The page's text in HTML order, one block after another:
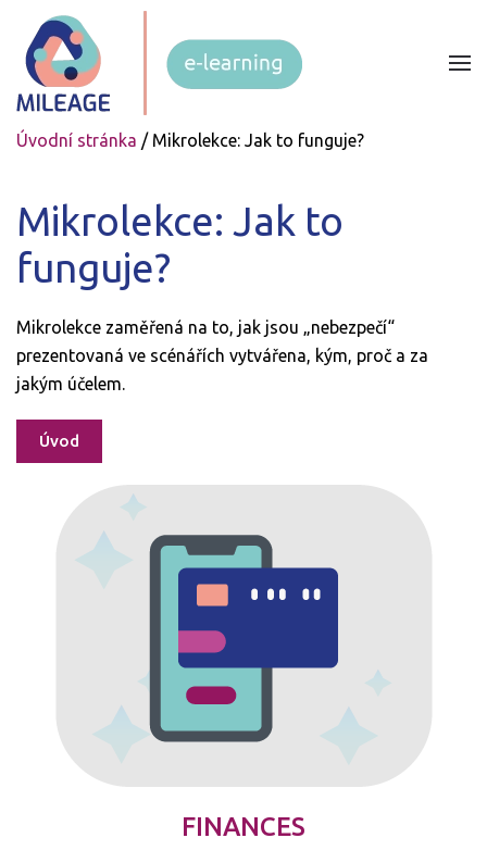
Úvodní stránka / Mikrolekce: Jak to funguje?
Mikrolekce: Jak to
funguje?
Mikrolekce zaměřená na to, jak jsou „nebezpečí“
prezentovaná ve scénářích vytvářena, kým, proč a za
jakým účelem.
Úvod
FINANCES